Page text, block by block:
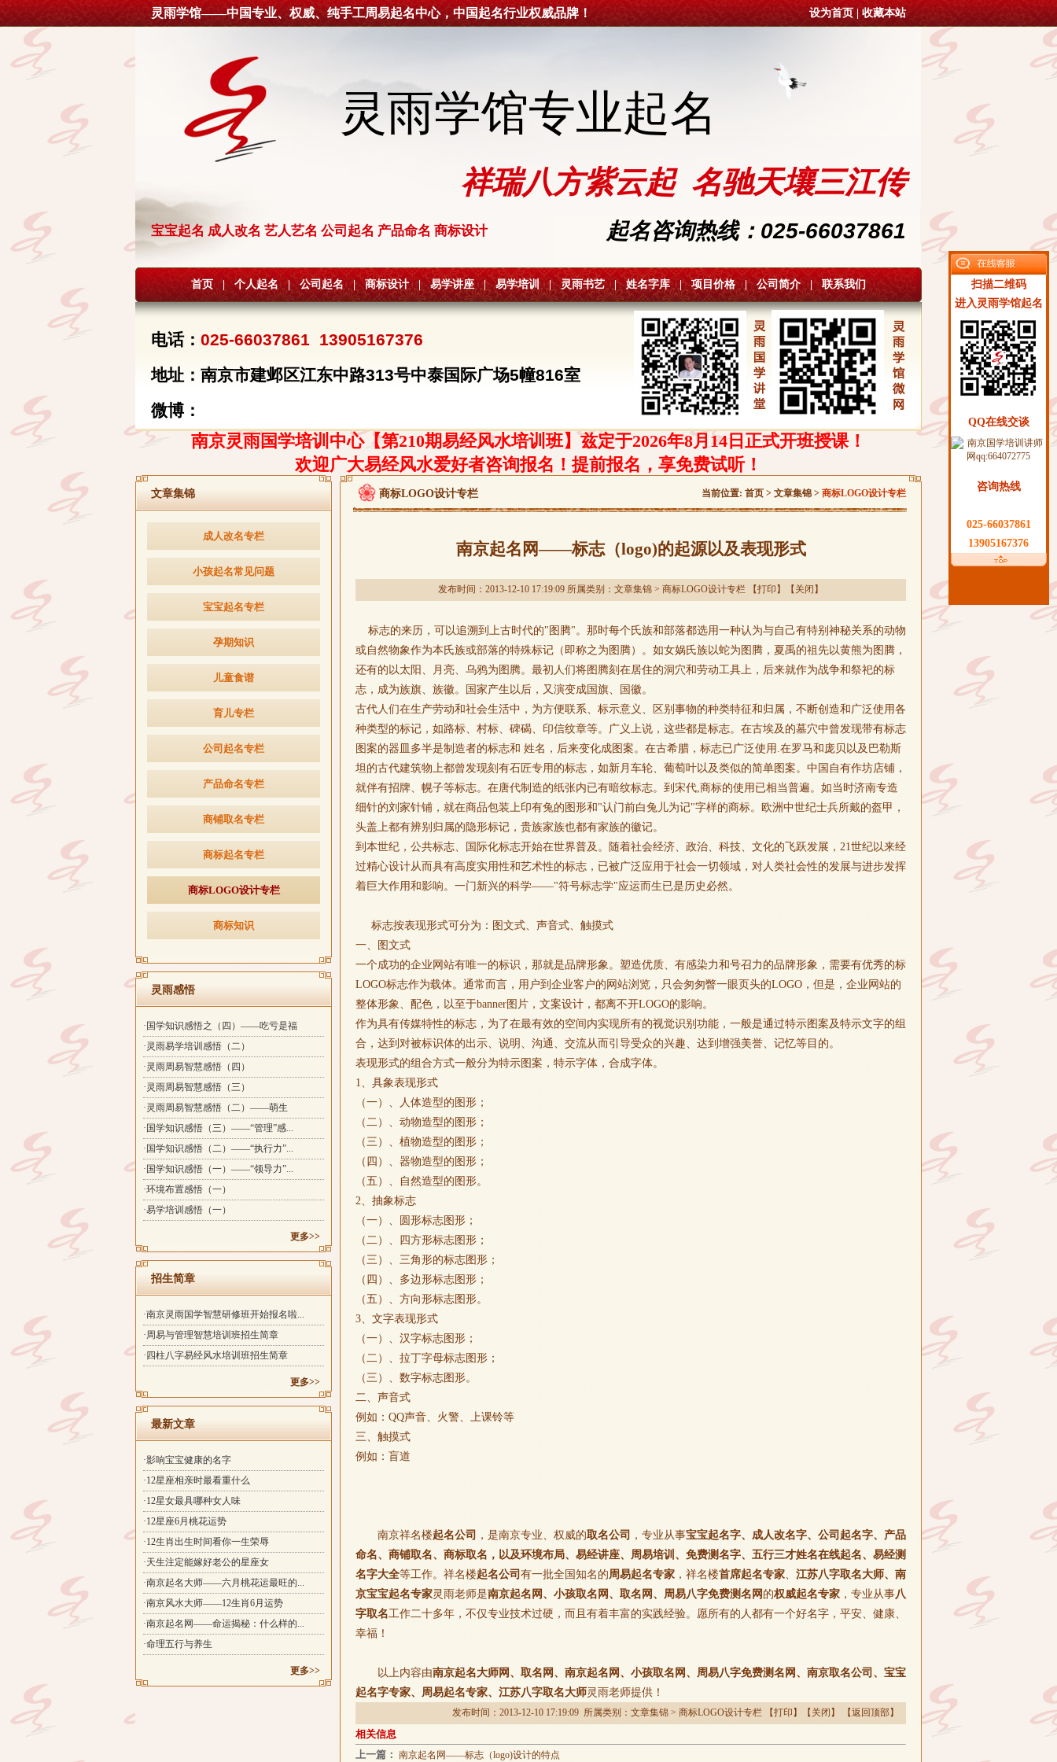
扫描二维码
进入灵雨学馆起名
QQ在线交谈
咨询热线
025-66037861
13905167376
灵雨学馆——中国专业、权威、纯手工周易起名中心，中国起名行业权威品牌！ 设为首页 收藏本站
灵雨学馆专业起名
祥瑞八方紫云起 名驰天壤三江传
宝宝起名 成人改名 艺人艺名 公司起名 产品命名 商标设计 起名咨询热线：025-66037861
首页 | 个人起名 | 公司起名 | 商标设计 | 易学讲座 | 易学培训 | 灵雨书艺 | 姓名字库 | 项目价格 公司简介 联系我们
电话： 025-66037861 13905167376
地址：南京市建邺区江东中路313号中泰国际广场5幢816室
微博：
南京灵雨国学培训中心【第210期易经风水培训班】兹定于2026年8月14日正式开班授课！
欢迎广大易经风水爱好者咨询报名！提前报名，享免费试听！
文章集锦
成人改名专栏
小孩起名常见问题
宝宝起名专栏
孕期知识
儿童食谱
育儿专栏
公司起名专栏
产品命名专栏
商铺取名专栏
商标起名专栏
商标LOGO设计专栏
商标知识
灵雨感悟
·国学知识感悟之（四）——吃亏是福
·灵雨易学培训感悟（二）
·灵雨周易智慧感悟（四）
·灵雨周易智慧感悟（三）
·灵雨周易智慧感悟（二）——萌生
·国学知识感悟（三）——“管理”感...
·国学知识感悟（二）——“执行力”...
·国学知识感悟（一）——“领导力”...
·环境布置感悟（一）
·易学培训感悟（一）
更多>>
招生简章
·南京灵雨国学智慧研修班开始报名啦...
·周易与管理智慧培训班招生简章
·四柱八字易经风水培训班招生简章
更多>>
最新文章
·影响宝宝健康的名字
·12星座相亲时最看重什么
·12星女最具哪种女人味
·12星座6月桃花运势
·12生肖出生时间看你一生荣辱
·天生注定能嫁好老公的星座女
·南京起名大师——六月桃花运最旺的...
·南京风水大师——12生肖6月运势
·南京起名网——命运揭秘：什么样的...
·命理五行与养生
更多>>
商标LOGO设计专栏 当前位置: 首页 > 文章集锦 > 商标LOGO设计专栏
南京起名网——标志（logo)的起源以及表现形式
发布时间：2013-12-10 17:19:09 所属类别： 文章集锦 > 商标LOGO设计专栏 【打印 】【 关闭 】
标志的来历，可以追溯到上古时代的"图腾"。那时每个氏族和部落都选用一种认为与自己有特别神秘关系的动物
或自然物象作为本氏族或部落的特殊标记（即称之为图腾）。如女娲氏族以蛇为图腾，夏禹的祖先以黄熊为图腾，
还有的以太阳、月亮、乌鸦为图腾。最初人们将图腾刻在居住的洞穴和劳动工具上，后来就作为战争和祭祀的标
志，成为族旗、族徽。国家产生以后，又演变成国旗、国徽。
古代人们在生产劳动和社会生活中，为方便联系、标示意义、区别事物的种类特征和归属，不断创造和广泛使用各
种类型的标记，如路标、村标、碑碣、印信纹章等。广义上说，这些都是标志。在古埃及的墓穴中曾发现带有标志
图案的器皿多半是制造者的标志和 姓名，后来变化成图案。在古希腊，标志已广泛使用.在罗马和庞贝以及巴勒斯
坦的古代建筑物上都曾发现刻有石匠专用的标志，如新月车轮、葡萄叶以及类似的简单图案。中国自有作坊店铺，
就伴有招牌、幌子等标志。在唐代制造的纸张内已有暗纹标志。到宋代,商标的使用已相当普遍。如当时济南专造
细针的刘家针铺，就在商品包装上印有兔的图形和"认门前白兔儿为记"字样的商标。欧洲中世纪士兵所戴的盔甲，
头盖上都有辨别归属的隐形标记，贵族家族也都有家族的徽记。
到本世纪，公共标志、国际化标志开始在世界普及。随着社会经济、政治、科技、文化的飞跃发展，21世纪以来经
过精心设计从而具有高度实用性和艺术性的标志，已被广泛应用于社会一切领域，对人类社会性的发展与进步发挥
着巨大作用和影响。一门新兴的科学——"符号标志学"应运而生已是历史必然。
标志按表现形式可分为：图文式、声音式、触摸式
一、图文式
一个成功的企业网站有唯一的标识，那就是品牌形象。塑造优质、有感染力和号召力的品牌形象，需要有优秀的标
LOGO标志作为载体。通常而言，用户到企业客户的网站浏览，只会匆匆瞥一眼页头的LOGO，但是，企业网站的
整体形象、配色，以至于banner图片，文案设计，都离不开LOGO的影响。
作为具有传媒特性的标志，为了在最有效的空间内实现所有的视觉识别功能，一般是通过特示图案及特示文字的组
合，达到对被标识体的出示、说明、沟通、交流从而引导受众的兴趣、达到增强美誉、记忆等目的。
表现形式的组合方式一般分为特示图案，特示字体，合成字体。
1、具象表现形式
（一）、人体造型的图形；
（二）、动物造型的图形；
（三）、植物造型的图形；
（四）、器物造型的图形；
（五）、自然造型的图形。
2、抽象标志
（一）、圆形标志图形；
（二）、四方形标志图形；
（三）、三角形的标志图形；
（四）、多边形标志图形；
（五）、方向形标志图形。
3、文字表现形式
（一）、汉字标志图形；
（二）、拉丁字母标志图形；
（三）、数字标志图形。
二、声音式
例如：QQ声音、火警、上课铃等
三、触摸式
例如：盲道
南京祥名楼起名公司 ，是南京专业、权威的取名公司 ，专业从事宝宝起名字、成人改名字、公司起名字、产品
命名、商铺取名、商标取名，以及环境布局、易经讲座、周易培训、免费测名字、五行三才姓名在线起名、易经测
名字大全等工作。祥名楼起名公司 有一批全国知名的周易起名专家 ，祥名楼首席起名专家、 江苏八字取名大师、南
京宝宝起名专家灵雨老师是南京起名网、小孩取名网、取名网、周易八字免费测名网 的权威起名专家 ，专业从事八
字取名工作二十多年，不仅专业技术过硬，而且有着丰富的实践经验。愿所有的人都有一个好名字，平安、健康、
幸福！
以上内容由南京起名大师网、取名网、南京起名网、小孩取名网、周易八字免费测名网、南京取名公司、宝宝
起名字专家、周易起名专家、江苏八字取名大师灵雨老师提供！
发布时间：2013-12-10 17:19:09 所属类别： 文章集锦 > 商标LOGO设计专栏 【打印 】【 关闭 】 【返回顶部】
相关信息
上一篇： 南京起名网——标志（logo)设计的特点